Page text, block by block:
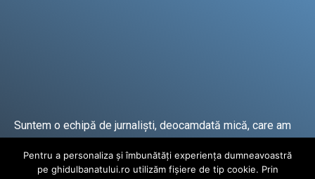
Suntem o echipă de jurnaliști, deocamdată mică, care am
lucrat și lucrăm în presa locală și națională de mai mulți
ani.
Pentru a personaliza și îmbunătăți experiența dumneavoastră
pe ghidulbanatului.ro utilizăm fișiere de tip cookie. Prin